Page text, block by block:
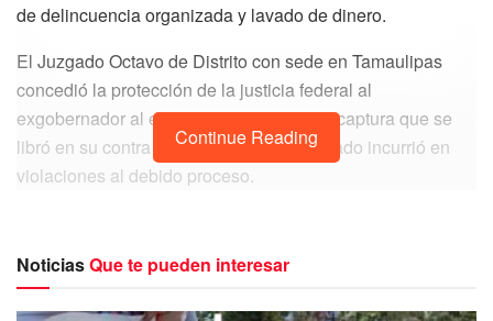
de delincuencia organizada y lavado de dinero.
El Juzgado Octavo de Distrito con sede en Tamaulipas
concedió la protección de la justicia federal al
exgobernador al estimar que la orden de captura que se
libró en su contra en octubre del año pasado incurrió en
violaciones al debido proceso.
Cabeza de Vaca y se emita una nueva resolución en la
que se especifique que no se cuenta con datos que
Continue Reading
NoticiasQue te pueden interesar